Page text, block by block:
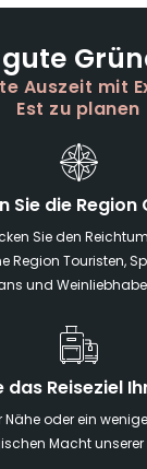
Auszeit mit
Est zu planen
Sie die Region
Sie den
Region Touristen,
und
das Reiseziel
Nähe oder ein
Macht